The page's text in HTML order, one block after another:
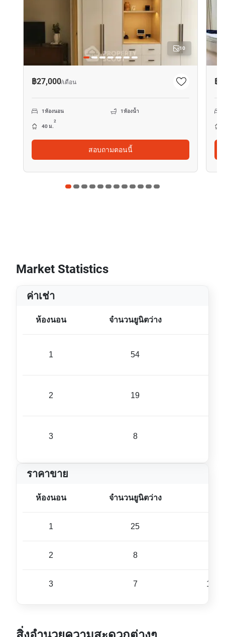
10
฿27,000/เดือน
1ห้องนอน 1ห้องน้ำ
40 ม.
2
สอบถามตอนนี้
฿
Market Statistics
ค่าเช่า
ห้องนอน จำนวนยูนิตว่าง
1 54
2 19
3 8
ราคาขาย
ห้องนอน จำนวนยูนิตว่าง
1 25
2 8
3 7 109